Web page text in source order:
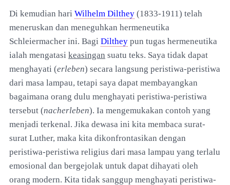
Di kemudian hari Wilhelm Dilthey (1833-1911) telah
meneruskan dan meneguhkan hermeneutika
Schleiermacher ini. Bagi Dilthey pun tugas hermeneutika
ialah mengatasi keasingan suatu teks. Saya tidak dapat
menghayati (erleben) secara langsung peristiwa-peristiwa
dari masa lampau, tetapi saya dapat membayangkan
bagaimana orang dulu menghayati peristiwa-peristiwa
tersebut (nacherleben). Ia mengemukakan contoh yang
menjadi terkenal. Jika dewasa ini kita membaca surat-
surat Luther, maka kita dikonfrontasikan dengan
peristiwa-peristiwa religius dari masa lampau yang terlalu
emosional dan bergejolak untuk dapat dihayati oleh
orang modern. Kita tidak sanggup menghayati peristiwa-